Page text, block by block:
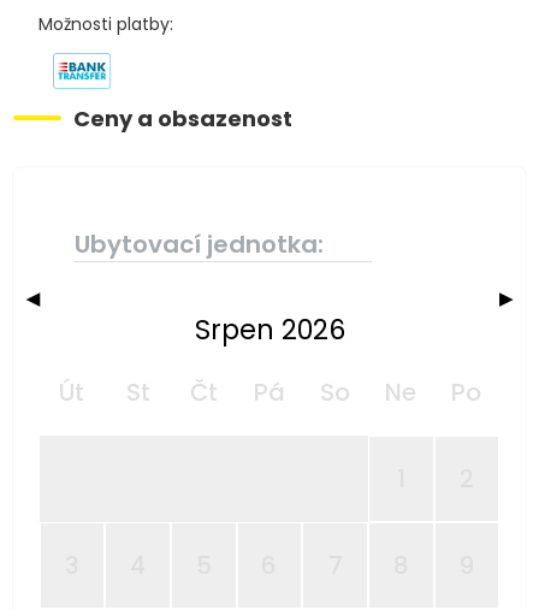
Možnosti platby:
Ceny a obsazenost
Ubytovací jednotka:
◀ ▶
Srpen 2026
Út St Čt Pá So Ne Po